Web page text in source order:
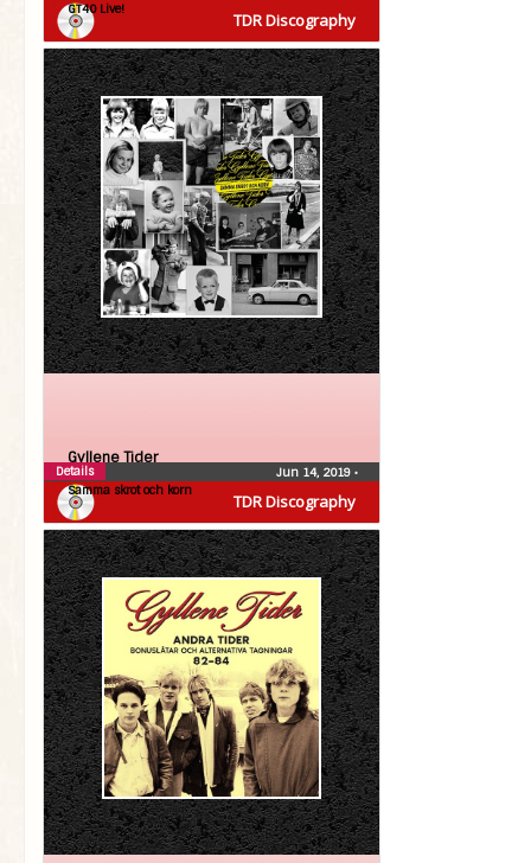
TDR Discography
GT40 Live!
TDR Discography
Gyllene Tider
Samma skrot och korn
Jun 14, 2019 •
Details